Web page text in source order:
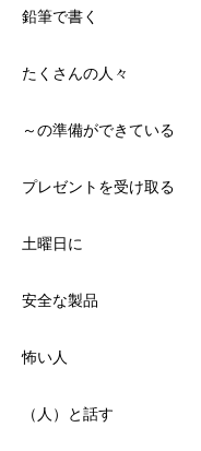
鉛筆で書く
たくさんの人々
～の準備ができている
プレゼントを受け取る
土曜日に
安全な製品
怖い人
（人）と話す